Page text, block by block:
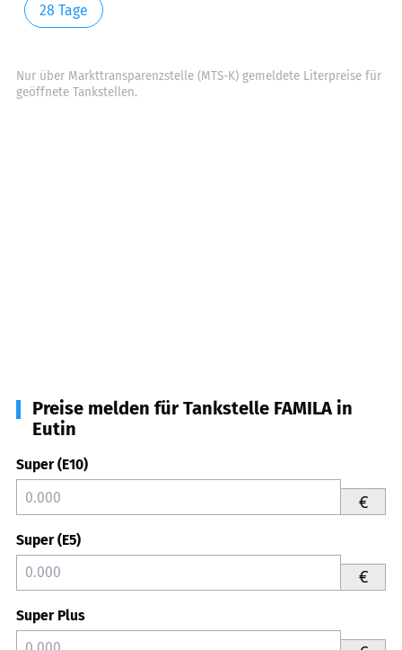
28 Tage
Nur über Markttransparenzstelle (MTS-K) gemeldete Literpreise für
geöffnete Tankstellen.
Preise melden für Tankstelle FAMILA in
Eutin
Super (E10)
€
Super (E5)
€
Super Plus